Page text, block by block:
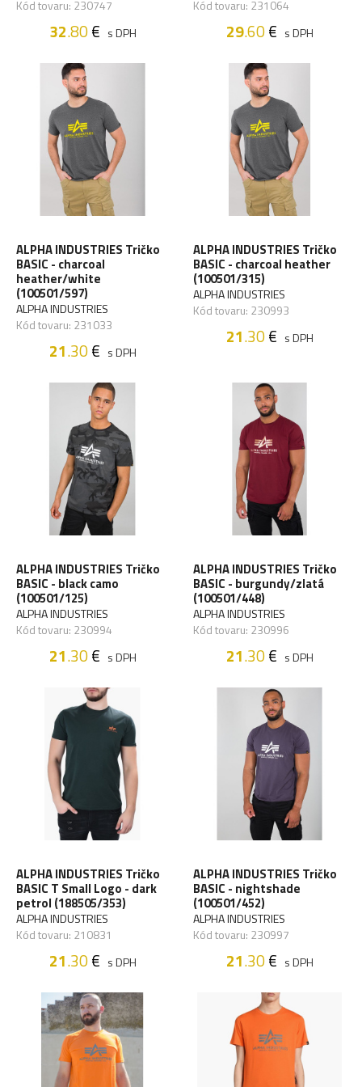
Kód tovaru: 230747
32.80€ s DPH
Kód tovaru: 231064
29.60€ s DPH
ALPHA INDUSTRIES Tričko
BASIC - charcoal
heather/white
(100501/597)
ALPHA INDUSTRIES
Kód tovaru: 231033
21.30€ s DPH
ALPHA INDUSTRIES Tričko
BASIC - charcoal heather
(100501/315)
ALPHA INDUSTRIES
Kód tovaru: 230993
21.30€ s DPH
ALPHA INDUSTRIES Tričko
BASIC - black camo
(100501/125)
ALPHA INDUSTRIES
Kód tovaru: 230994
21.30€ s DPH
ALPHA INDUSTRIES Tričko
BASIC - burgundy/zlatá
(100501/448)
ALPHA INDUSTRIES
Kód tovaru: 230996
21.30€ s DPH
ALPHA INDUSTRIES Tričko
BASIC T Small Logo - dark
petrol (188505/353)
ALPHA INDUSTRIES
Kód tovaru: 210831
21.30€ s DPH
ALPHA INDUSTRIES Tričko
BASIC - nightshade
(100501/452)
ALPHA INDUSTRIES
Kód tovaru: 230997
21.30€ s DPH